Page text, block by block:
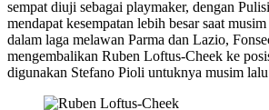
sempat diuji sebagai playmaker, dengan
mendapat kesempatan lebih besar saat
dalam laga melawan Parma dan Lazio,
mengembalikan Ruben Loftus-Cheek ke
digunakan Stefano Pioli untuknya musim